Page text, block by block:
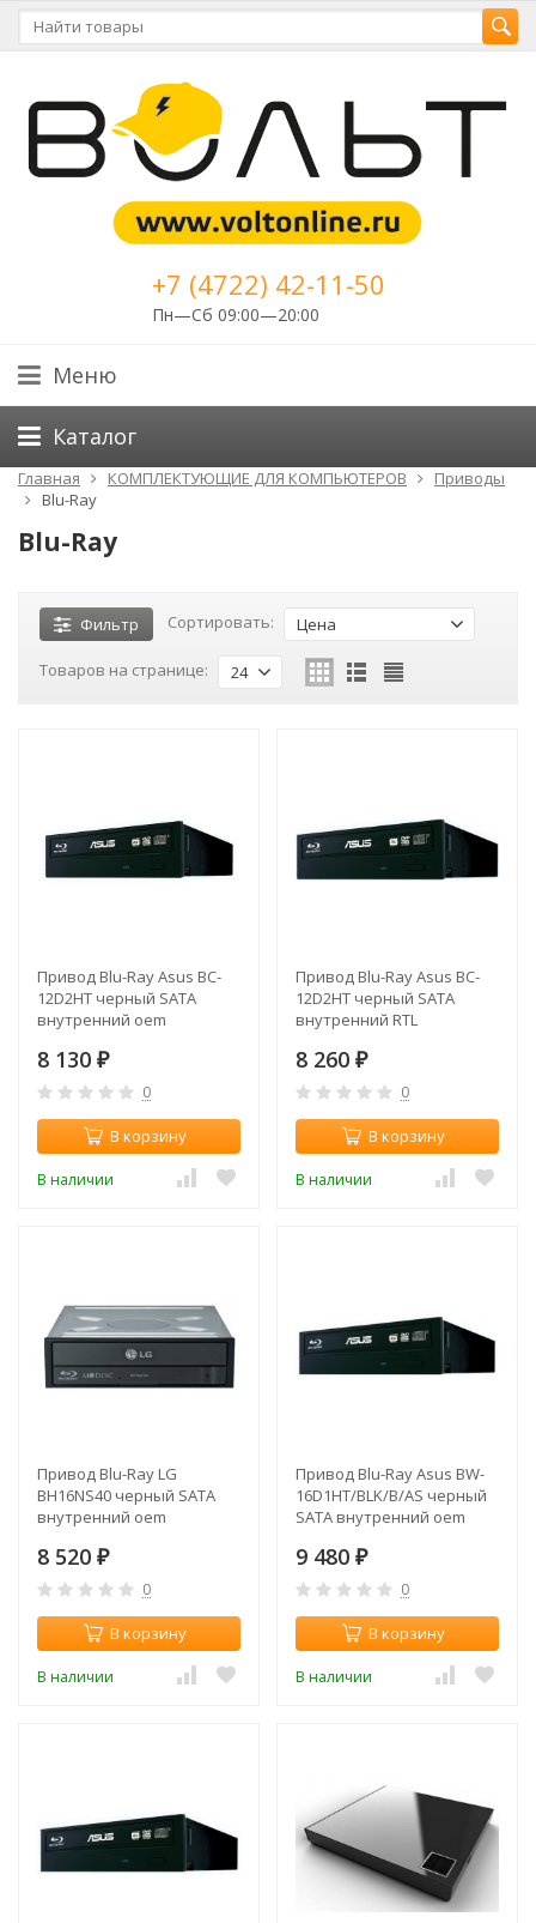
+7 (4722) 42-11-50
Пн—Сб 09:00—20:00
Меню
Каталог
Главная КОМПЛЕКТУЮЩИЕ ДЛЯ КОМПЬЮТЕРОВ
Приводы
Blu-Ray
Blu-Ray
Фильтр Сортировать: Цена
Товаров на странице: 24
Привод Blu-Ray Asus BC-
12D2HT черный SATA
внутренний oem
8 130 ₽
0
В корзину
В наличии
Привод Blu-Ray Asus BC-
12D2HT черный SATA
внутренний RTL
8 260 ₽
0
В корзину
В наличии
Привод Blu-Ray LG
BH16NS40 черный SATA
внутренний oem
8 520 ₽
0
В корзину
В наличии
Привод Blu-Ray Asus BW-
16D1HT/BLK/B/AS черный
SATA внутренний oem
9 480 ₽
0
В корзину
В наличии